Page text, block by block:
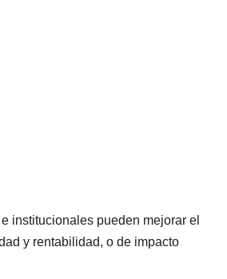
institucionales pueden mejorar el
y rentabilidad, o de impacto